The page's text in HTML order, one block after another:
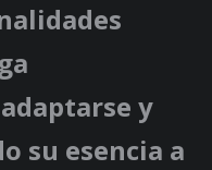
y
su esencia a